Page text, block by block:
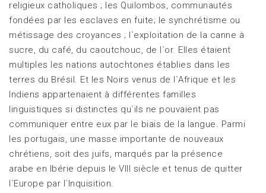
religieux catholiques ; les Quilombos, communautés
fondées par les esclaves en fuite; le synchrétisme ou
métissage des croyances ; l`exploitation de la canne à
sucre, du café, du caoutchouc, de l`or. Elles étaient
multiples les nations autochtones établies dans les
terres du Brésil. Et les Noirs venus de l`Afrique et les
Indiens appartenaient à différentes familles
linguistiques si distinctes qu`ils ne pouvaient pas
communiquer entre eux par le biais de la langue. Parmi
les portugais, une masse importante de nouveaux
chrétiens, soit des juifs, marqués par la présence
arabe en Ibérie depuis le VIII siècle et tenus de quitter
l`Europe par l`Inquisition.